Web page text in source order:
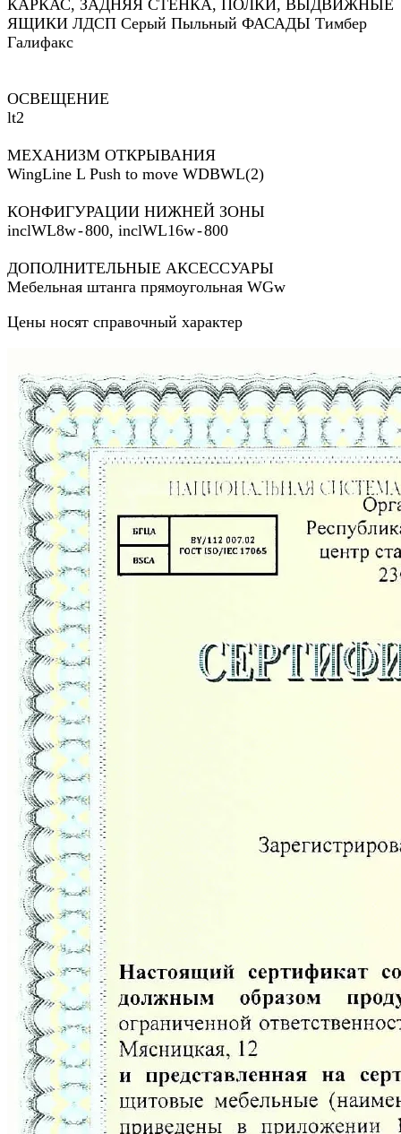
КАРКАС, ЗАДНЯЯ СТЕНКА, ПОЛКИ, ВЫДВИЖНЫЕ
ЯЩИКИ ЛДСП Серый Пыльный ФАСАДЫ Тимбер
Галифакс
ОСВЕЩЕНИЕ
lt2
МЕХАНИЗМ ОТКРЫВАНИЯ
WingLine L Push to move WDBWL(2)
КОНФИГУРАЦИИ НИЖНЕЙ ЗОНЫ
inclWL8w - 800, inclWL16w - 800
ДОПОЛНИТЕЛЬНЫЕ АКСЕССУАРЫ
Мебельная штанга прямоугольная WGw
Цены носят справочный характер